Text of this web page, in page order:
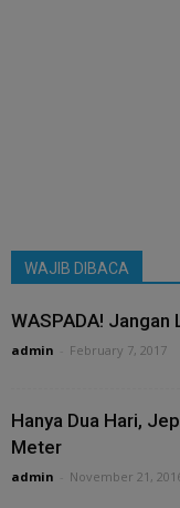
WAJIB DIBACA
WASPADA! Jangan
admin February 7, 2017
Hanya Dua Hari,
Meter
admin November 21,